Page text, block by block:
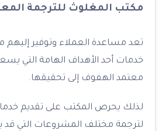
مكتب المغلوث للترجمة
تعد مساعدة العملاء وتوفير إليهم
خدمات أحد الأهداف الهامة التي
معتمد الهفوف إلى تحقيقها.
لذلك يحرص المكتب على تقديم
لترجمة مختلف المشروعات التي قد